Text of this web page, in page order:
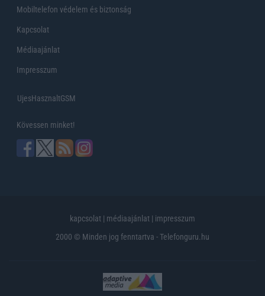
Mobiltelefon védelem és biztonság
Kapcsolat
Médiaajánlat
Impresszum
UjesHasznaltGSM
Kövessen minket!
kapcsolat | médiaajánlat | impresszum
2000 © Minden jog fenntartva - Telefonguru.hu